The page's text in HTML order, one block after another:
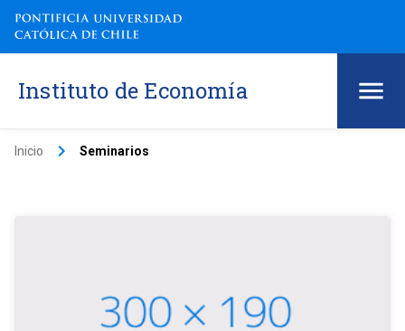
Instituto de Economía
Inicio keyboard_arrow_right Seminarios